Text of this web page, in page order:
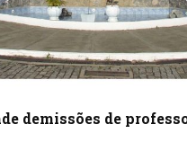
demissões de